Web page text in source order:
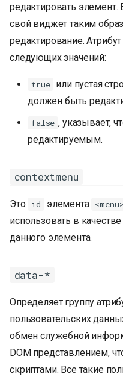
редактировать элемент.
свой виджет таким
редактирование.
следующих значений:
true или пустая
должен быть
false , указывает,
редактируемым.
contextmenu
Это id элемента <menu>
использовать в
данного элемента.
data-*
Определяет группу
пользовательских
обмен служебной
DOM представлением,
скриптами. Все такие